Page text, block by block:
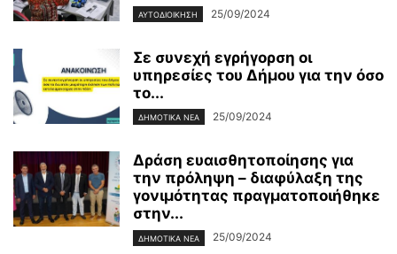
ΑΥΤΟΔΙΟΙΚΗΣΗ 25/09/2024
Σε συνεχή εγρήγορση οι
υπηρεσίες του Δήμου για την όσο
το...
ΔΗΜΟΤΙΚΑ ΝΕΑ 25/09/2024
Δράση ευαισθητοποίησης για
την πρόληψη – διαφύλαξη της
γονιμότητας πραγματοποιήθηκε
στην...
ΔΗΜΟΤΙΚΑ ΝΕΑ 25/09/2024